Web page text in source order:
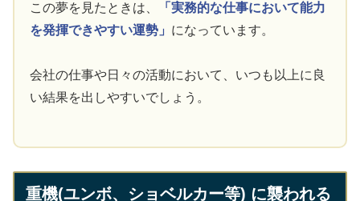
この夢を見たときは、
「実務的な仕事において能力
を発揮できやすい運勢」 になっています。
会社の仕事や日々の活動において、いつも以上に良
い結果を出しやすいでしょう。
重機(ユンボ、ショベルカー等) に襲われる